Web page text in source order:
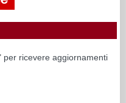
per ricevere aggiornamenti